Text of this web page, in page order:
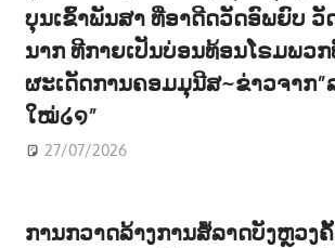
ບຸນເຂົ້າພັນສາ ທີ່ອາດີດວັດອົພຍົບ ວັ
ນາກ ທີກາຍເປັນບ່ອນທ້ອນໂຣມພວ
ຜະເດັດການຄອມມຸນີສ~ຂ່າວຈາກ
ໃໝ່໒໑”
27/07/2026
ການກວາດລ້າງການສໍ້ລາດບັງຫຼວງ